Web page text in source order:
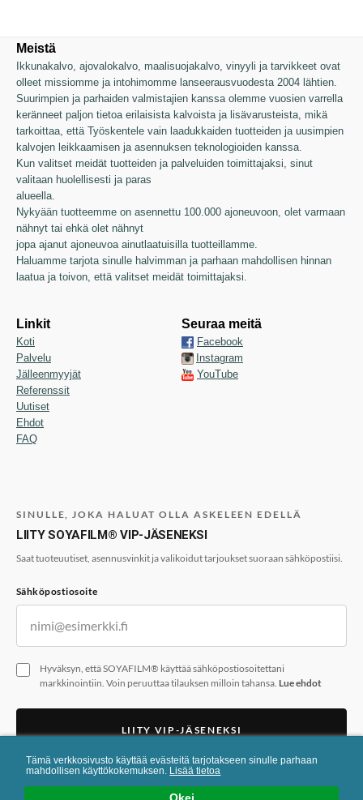
Tämä verkkosivusto käyttää evästeitä tarjotakseen sinulle parhaan
mahdollisen käyttökokemuksen. Lisää tietoa
Meistä
Ikkunakalvo, ajovalokalvo, maalisuojakalvo, vinyyli ja tarvikkeet ovat
olleet missiomme ja intohimomme lanseerausvuodesta 2004 lähtien.
Suurimpien ja parhaiden valmistajien kanssa olemme vuosien varrella
keränneet paljon tietoa erilaisista kalvoista ja lisävarusteista, mikä
tarkoittaa, että Työskentele vain laadukkaiden tuotteiden ja uusimpien
kalvojen leikkaamisen ja asennuksen teknologioiden kanssa.
Kun valitset meidät tuotteiden ja palveluiden toimittajaksi, sinut
valitaan huolellisesti ja paras
alueella.
Nykyään tuotteemme on asennettu 100.000 ajoneuvoon, olet varmaan
nähnyt tai ehkä olet nähnyt
jopa ajanut ajoneuvoa ainutlaatuisilla tuotteillamme.
Haluamme tarjota sinulle halvimman ja parhaan mahdollisen hinnan
laatua ja toivon, että valitset meidät toimittajaksi.
Linkit
Koti
Palvelu
Jälleenmyyjät
Referenssit
Uutiset
Ehdot
FAQ
Seuraa meitä
Facebook
Instagram
YouTube
SINULLE, JOKA HALUAT OLLA ASKELEEN EDELLÄ
LIITY SOYAFILM® VIP-JÄSENEKSI
Saat tuoteuutiset, asennusvinkit ja valikoidut tarjoukset suoraan sähköpostiisi.
Sähköpostiosoite
Hyväksyn, että SOYAFILM® käyttää sähköpostiosoitettani
markkinointiin. Voin peruuttaa tilauksen milloin tahansa. Lue ehdot
LIITY VIP-JÄSENEKSI
Lomaketta suojaa reCAPTCHA. Googlentietosuojakäytäntö
ovat voimassa.